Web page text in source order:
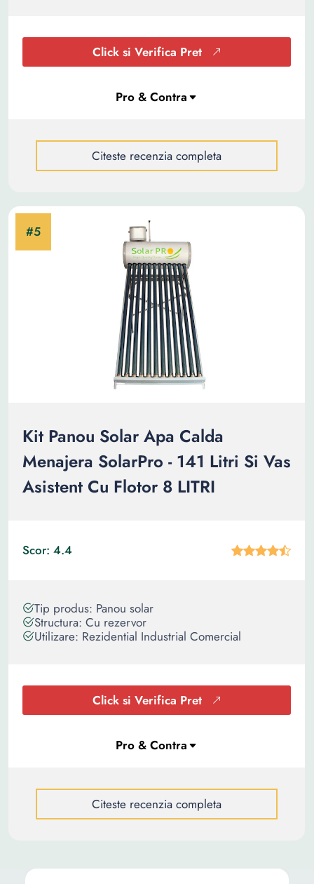
Click si Verifica Pret
Citeste recenzia completa
Kit Panou Solar Apa Calda
Menajera SolarPro - 141 Litri Si Vas
Asistent Cu Flotor 8 LITRI
Scor: 4.4
Tip produs: Panou solar
Structura: Cu rezervor
Utilizare: Rezidential Industrial Comercial
Click si Verifica Pret
Citeste recenzia completa